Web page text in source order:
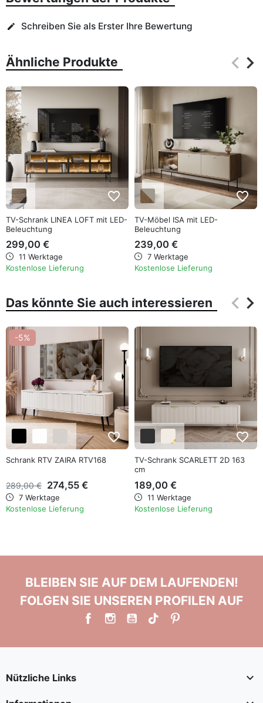
edit Schreiben Sie als Erster Ihre Bewertung
Ähnliche Produkte keyboard_arrow_left
keyboard_arrow_right
favorite_border
TV-Schrank LINEA LOFT mit LED-
Beleuchtung
299,00 €
11 Werktage
Kostenlose Lieferung
favorite_border
TV-Möbel ISA mit LED-
Beleuchtung
239,00 €
7 Werktage
Kostenlose Lieferung
Das könnte Sie auch interessieren keyboard_arrow_left
keyboard_arrow_right
-5%
favorite_border
Schrank RTV ZAIRA RTV168
289,00 € 274,55 €
7 Werktage
Kostenlose Lieferung
favorite_border
TV-Schrank SCARLETT 2D 163
cm
189,00 €
11 Werktage
Kostenlose Lieferung
BLEIBEN SIE AUF DEM LAUFENDEN!
FOLGEN SIE UNSEREN PROFILEN AUF
Nützliche Links 